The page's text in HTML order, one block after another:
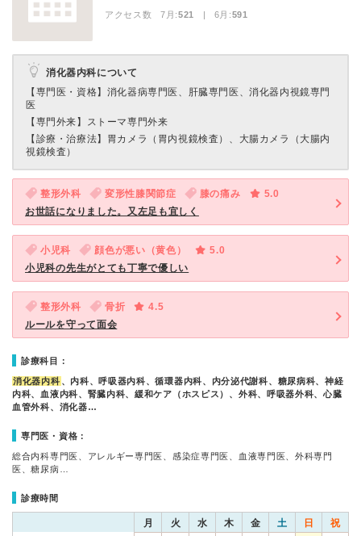
アクセス数 7月:521 | 6月:591
消化器内科について
【専門医・資格】 消化器病専門医、肝臓専門医、消化器内視鏡専門
医
【専門外来】 ストーマ専門外来
【診療・治療法】 胃カメラ（胃内視鏡検査）、大腸カメラ（大腸内
視鏡検査）
整形外科 変形性膝関節症 膝の痛み
5.0
お世話になりました。又左足も宜しく
小児科 顔色が悪い（黄色）
5.0
小児科の先生がとても丁寧で優しい
整形外科 骨折
4.5
ルールを守って面会
診療科目：
消化器内科 、内科、呼吸器内科、循環器内科、内分泌代謝科、糖尿病科、神経
内科、血液内科、腎臓内科、緩和ケア（ホスピス）、外科、呼吸器外科、心臓
血管外科、消化器…
専門医・資格：
総合内科専門医、アレルギー専門医、感染症専門医、血液専門医、外科専門
医、糖尿病…
診療時間
月 火 水 木 金 土 日 祝